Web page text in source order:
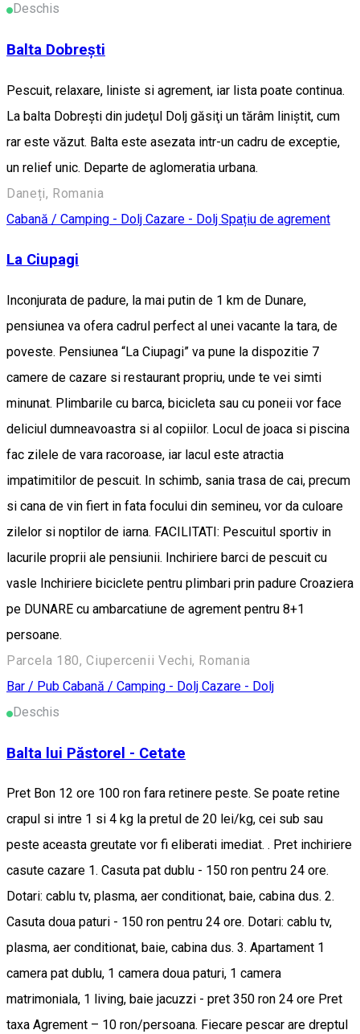
Deschis
Balta Dobrești
Pescuit, relaxare, liniste si agrement, iar lista poate continua.
La balta Dobreşti din judeţul Dolj găsiţi un tărâm liniştit, cum
rar este văzut. Balta este asezata intr-un cadru de exceptie,
un relief unic. Departe de aglomeratia urbana.
Daneți, Romania
Cabană / Camping - Dolj Cazare - Dolj Spațiu de agrement
La Ciupagi
Inconjurata de padure, la mai putin de 1 km de Dunare,
pensiunea va ofera cadrul perfect al unei vacante la tara, de
poveste. Pensiunea “La Ciupagi” va pune la dispozitie 7
camere de cazare si restaurant propriu, unde te vei simti
minunat. Plimbarile cu barca, bicicleta sau cu poneii vor face
deliciul dumneavoastra si al copiilor. Locul de joaca si piscina
fac zilele de vara racoroase, iar lacul este atractia
impatimitilor de pescuit. In schimb, sania trasa de cai, precum
si cana de vin fiert in fata focului din semineu, vor da culoare
zilelor si noptilor de iarna. FACILITATI: Pescuitul sportiv in
lacurile proprii ale pensiunii. Inchiriere barci de pescuit cu
vasle Inchiriere biciclete pentru plimbari prin padure Croaziera
pe DUNARE cu ambarcatiune de agrement pentru 8+1
persoane.
Parcela 180, Ciupercenii Vechi, Romania
Bar / Pub Cabană / Camping - Dolj Cazare - Dolj
Deschis
Balta lui Păstorel - Cetate
Pret Bon 12 ore 100 ron fara retinere peste. Se poate retine
crapul si intre 1 si 4 kg la pretul de 20 lei/kg, cei sub sau
peste aceasta greutate vor fi eliberati imediat. . Pret inchiriere
casute cazare 1. Casuta pat dublu - 150 ron pentru 24 ore.
Dotari: cablu tv, plasma, aer conditionat, baie, cabina dus. 2.
Casuta doua paturi - 150 ron pentru 24 ore. Dotari: cablu tv,
plasma, aer conditionat, baie, cabina dus. 3. Apartament 1
camera pat dublu, 1 camera doua paturi, 1 camera
matrimoniala, 1 living, baie jacuzzi - pret 350 ron 24 ore Pret
taxa Agrement – 10 ron/persoana. Fiecare pescar are dreptul